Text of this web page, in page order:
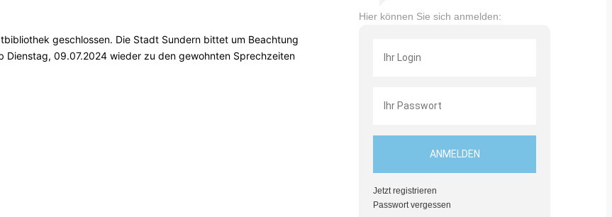
geschlossen. Die Stadt Sundern bittet um Beachtung
Dienstag, 09.07.2024 wieder zu den gewohnten Sprechzeiten
Hier können Sie sich anmelden:
Jetzt registrieren
Passwort vergessen